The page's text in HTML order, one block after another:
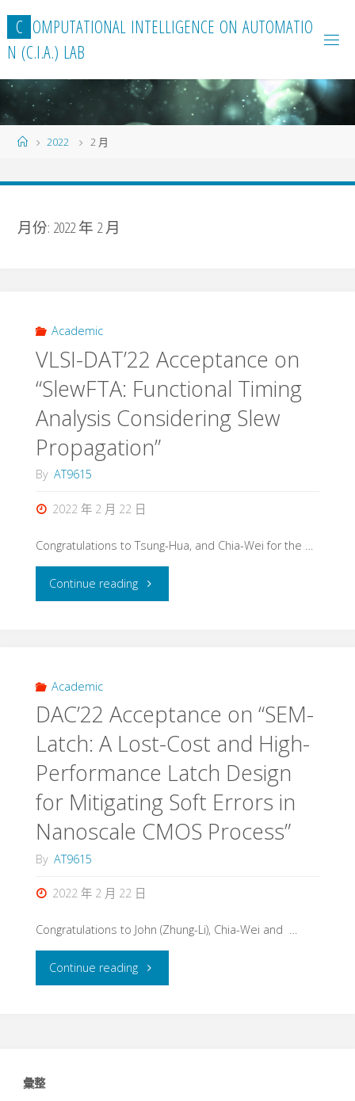
content
C OMPUTATIONAL INTELLIGENCE ON AUTOMATIO
N (C.I.A.) LAB
Home2022 2 月
月份: 2022 年 2 月
Academic
VLSI-DAT’22 Acceptance on
“SlewFTA: Functional Timing
Analysis Considering Slew
Propagation”
By AT9615
2022 年 2 月 22 日
Congratulations to Tsung-Hua, and Chia-Wei for the …
Continue reading"VLSI-
“SlewFTA:
Functional
Analysis
Slew
Propagation”"
Academic
DAC’22 Acceptance on “SEM-
Latch: A Lost-Cost and High-
Performance Latch Design
for Mitigating Soft Errors in
Nanoscale CMOS Process”
By AT9615
2022 年 2 月 22 日
Congratulations to John (Zhung-Li), Chia-Wei and …
Continue reading"DAC’22
彙整